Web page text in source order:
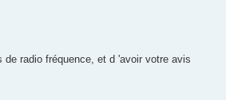
radio fréquence, et d 'avoir votre avis